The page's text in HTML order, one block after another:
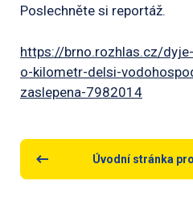
Poslechněte si reportáž.
https://brno.rozhlas.cz/
o-kilometr-delsi-
zaslepena-7982014
Úvodní stránka